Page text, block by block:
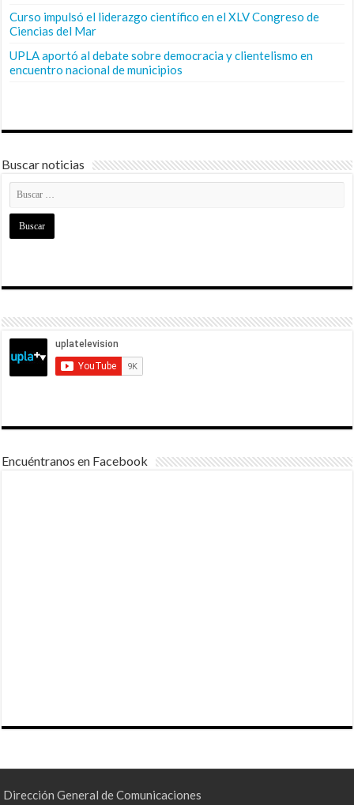
Curso impulsó el liderazgo científico en el XLV Congreso de
Ciencias del Mar
UPLA aportó al debate sobre democracia y clientelismo en
encuentro nacional de municipios
Buscar noticias
Encuéntranos en Facebook
Dirección General de Comunicaciones